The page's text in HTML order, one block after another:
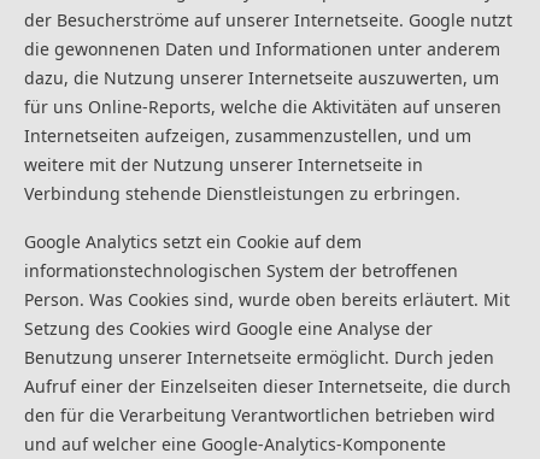
der Besucherströme auf unserer Internetseite. Google nutzt
die gewonnenen Daten und Informationen unter anderem
dazu, die Nutzung unserer Internetseite auszuwerten, um
für uns Online-Reports, welche die Aktivitäten auf unseren
Internetseiten aufzeigen, zusammenzustellen, und um
weitere mit der Nutzung unserer Internetseite in
Verbindung stehende Dienstleistungen zu erbringen.
Google Analytics setzt ein Cookie auf dem
informationstechnologischen System der betroffenen
Person. Was Cookies sind, wurde oben bereits erläutert. Mit
Setzung des Cookies wird Google eine Analyse der
Benutzung unserer Internetseite ermöglicht. Durch jeden
Aufruf einer der Einzelseiten dieser Internetseite, die durch
den für die Verarbeitung Verantwortlichen betrieben wird
und auf welcher eine Google-Analytics-Komponente